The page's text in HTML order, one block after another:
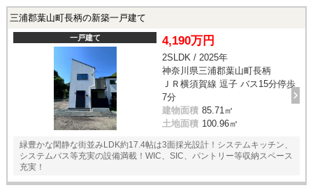
三浦郡葉山町長柄の新築一戸建て
一戸建て 4,190万円
2SLDK / 2025年
神奈川県三浦郡葉山町長柄
ＪＲ横須賀線 逗子 バス15分停歩
7分
建物面積 85.71㎡
土地面積 100.96㎡
緑豊かな閑静な街並みLDK約17.4帖は3面採光設計！システムキッチン、
システムバス等充実の設備満載！WIC、SIC、パントリー等収納スペース
充実！